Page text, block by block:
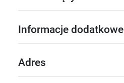
Informacje dodatkowe
Adres